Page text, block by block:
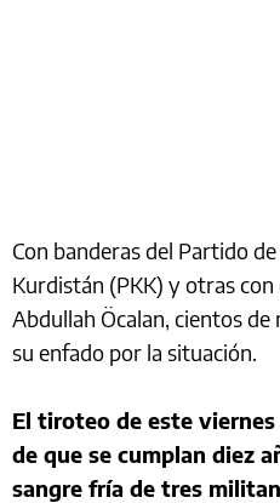
Con banderas del Partido
Kurdistán (PKK) y otras
Abdullah Öcalan, cientos
su enfado por la situación.
El tiroteo de este
de que se cumplan diez
sangre fría de tres